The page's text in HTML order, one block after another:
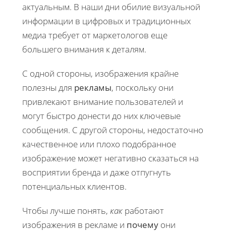
актуальным. В наши дни обилие визуальной
информации в цифровых и традиционных
медиа требует от маркетологов еще
большего внимания к деталям.
С одной стороны, изображения крайне
полезны для рекламы, поскольку они
привлекают внимание пользователей и
могут быстро донести до них ключевые
сообщения. С другой стороны, недостаточно
качественное или плохо подобранное
изображение может негативно сказаться на
восприятии бренда и даже отпугнуть
потенциальных клиентов.
Чтобы лучше понять, как работают
изображения в рекламе и почему они